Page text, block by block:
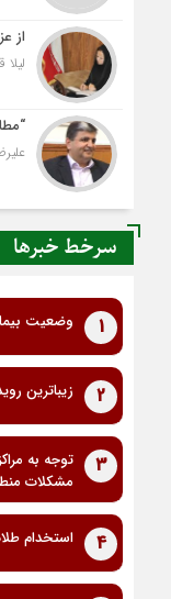
از
لیلا
سرخط خبرها
1 وضعیت
2 زیباترین
3
توجه به
مشکلات
4 استخدام